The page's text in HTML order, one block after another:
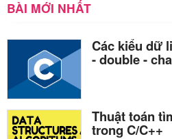
BÀI MỚI NHẤT
Các kiểu dữ
- double -
Thuật toán
trong C/C++